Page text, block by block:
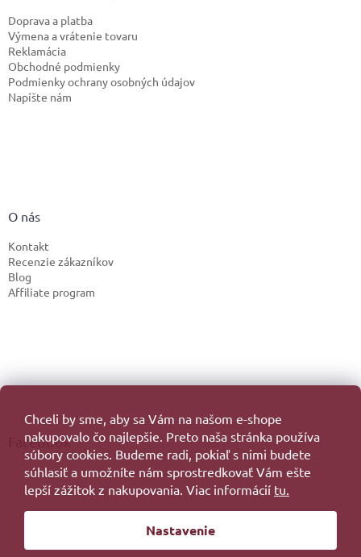
Chceli by sme, aby sa Vám na našom e-shope
nakupovalo čo najlepšie. Preto naša stránka používa
súbory cookies. Budeme radi, pokiaľ s nimi budete
súhlasiť a umožníte nám sprostredkovať Vám ešte
lepší zážitok z nakupovania. Viac informácií tu.
Nastavenie
Doprava a platba
Výmena a vrátenie tovaru
Reklamácia
Obchodné podmienky
Podmienky ochrany osobných údajov
Napíšte nám
O nás
Kontakt
Recenzie zákazníkov
Blog
Affiliate program
Facebook
Vytvoril Shoptet